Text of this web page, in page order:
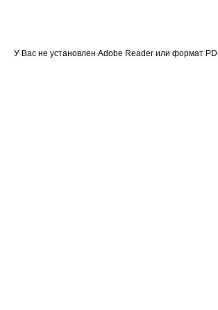
У Вас не установлен Adobe Reader или формат